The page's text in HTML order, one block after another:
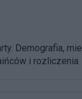
Demografia,
i rozliczenia